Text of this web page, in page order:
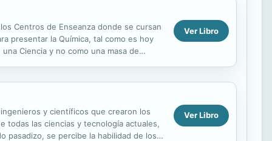
Centros de Enseanza donde se cursan
presentar la Química, tal como es hoy
Ciencia y no como una masa de
Ver Libro
y científicos que crearon los
todas las ciencias y tecnología actuales,
pasadizo, se percibe la habilidad de los
Ver Libro